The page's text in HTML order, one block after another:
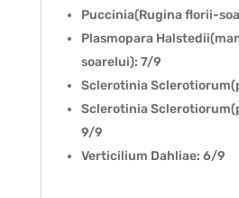
Puccinia(Rugina florii-
Plasmopara
soarelui): 7/9
Sclerotinia
Sclerotinia
9/9
Verticilium Dahliae: 6/9